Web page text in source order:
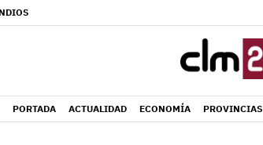
PORTADA ACTUALIDAD ECONOMÍA PROVINCIAS